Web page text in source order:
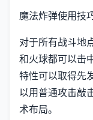
魔法炸弹使用技
对于所有战斗地
和火球都可以击
特性可以取得先
以用普通攻击敲
术布局。